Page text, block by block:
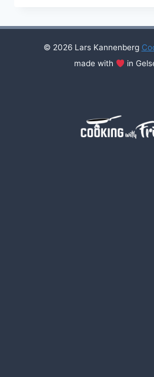
THYMIAN
HALUMI
© 2026 Lars Kannenberg
made with
in